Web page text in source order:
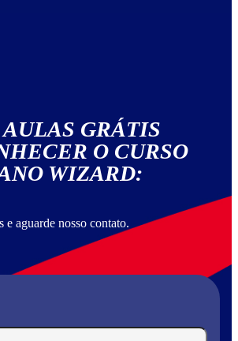
GRÁTIS
O CURSO
WIZARD:
e aguarde nosso contato.